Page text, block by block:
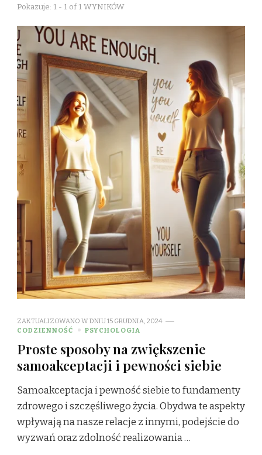
Pokazuje: 1 - 1 of 1 WYNIKÓW
ZAKTUALIZOWANO W DNIU15 GRUDNIA, 2024
CODZIENNOŚĆ
PSYCHOLOGIA
Proste sposoby na zwiększenie
samoakceptacji i pewności siebie
Samoakceptacja i pewność siebie to fundamenty
zdrowego i szczęśliwego życia. Obydwa te aspekty
wpływają na nasze relacje z innymi, podejście do
wyzwań oraz zdolność realizowania …